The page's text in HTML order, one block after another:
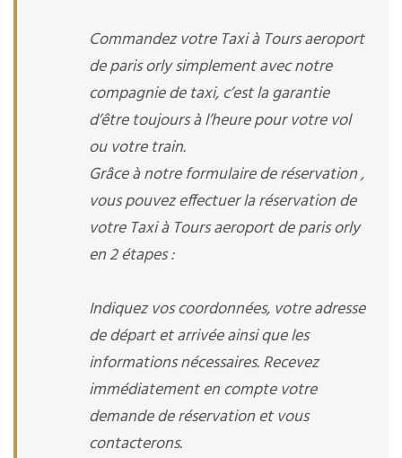
Commandez votre Taxi à Tours aeroport
de paris orly simplement avec notre
compagnie de taxi, c’est la garantie
d’être toujours à l’heure pour votre vol
ou votre train.
Grâce à notre formulaire de réservation ,
vous pouvez effectuer la réservation de
votre Taxi à Tours aeroport de paris orly
en 2 étapes :
Indiquez vos coordonnées, votre adresse
de départ et arrivée ainsi que les
informations nécessaires. Recevez
immédiatement en compte votre
demande de réservation et vous
contacterons.